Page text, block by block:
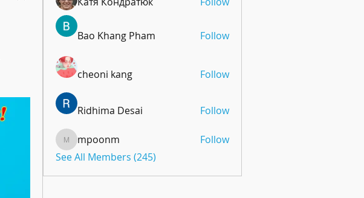
Bao Khang Pham Follow
cheoni kang Follow
Ridhima Desai Follow
mpoonm
mpoonm
Follow
See All Members (245)